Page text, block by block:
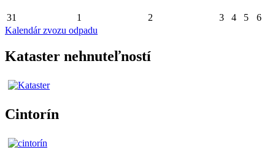
31 1 2 3 4 5
6
Kalendár zvozu odpadu
Kataster nehnuteľností
Cintorín